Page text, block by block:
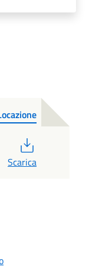
Scarica